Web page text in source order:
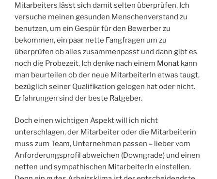
Mitarbeiters lässt sich damit selten überprüfen. Ich
versuche meinen gesunden Menschenverstand zu
benutzen, um ein Gespür für den Bewerber zu
bekommen, ein paar nette Fangfragen um zu
überprüfen ob alles zusammenpasst und dann gibt es
noch die Probezeit. Ich denke nach einem Monat kann
man beurteilen ob der neue MitarbeiterIn etwas taugt,
bezüglich seiner Qualifikation gelogen hat oder nicht.
Erfahrungen sind der beste Ratgeber.
Doch einen wichtigen Aspekt will ich nicht
unterschlagen, der Mitarbeiter oder die Mitarbeiterin
muss zum Team, Unternehmen passen – lieber vom
Anforderungsprofil abweichen (Downgrade) und einen
netten und sympathischen MitarbeiterIn einstellen.